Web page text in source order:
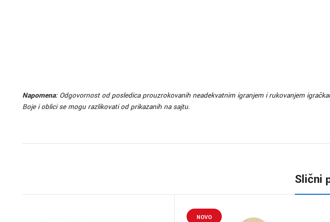
Napomena:Odgovornost od posledica prouzrokovanih neadekvatnim igranjem i rukovanjem
Boje i oblici se mogu razlikovati od prikazanih na sajtu.
Slični
NOVO